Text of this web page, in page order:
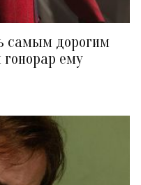
самым дорогим
ему